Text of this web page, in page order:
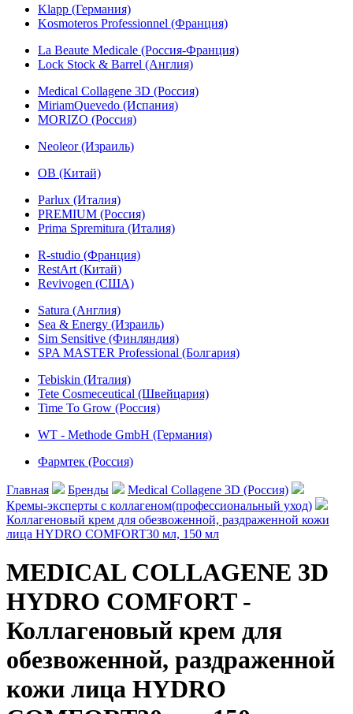
Klapp (Германия)
Kosmoteros Professionnel (Франция)
La Beaute Medicale (Россия-Франция)
Lock Stock & Barrel (Англия)
Medical Collagene 3D (Россия)
MiriamQuevedo (Испания)
MORIZO (Россия)
Neoleor (Израиль)
OB (Китай)
Parlux (Италия)
PREMIUM (Россия)
Prima Spremitura (Италия)
R-studio (Франция)
RestArt (Китай)
Revivogen (США)
Satura (Англия)
Sea & Energy (Израиль)
Sim Sensitive (Финляндия)
SPA MASTER Professional (Болгария)
Tebiskin (Италия)
Tete Cosmeceutical (Швейцария)
Time To Grow (Россия)
WT - Methode GmbH (Германия)
Фармтек (Россия)
Главная Бренды
Medical Collagene 3D (Россия)
Кремы-эксперты с коллагеном(профессиональный уход)
Коллагеновый крем для обезвоженной, раздраженной кожи
лица HYDRO COMFORT30 мл, 150 мл
MEDICAL COLLAGENE 3D
HYDRO COMFORT -
Коллагеновый крем для
обезвоженной, раздраженной
кожи лица HYDRO